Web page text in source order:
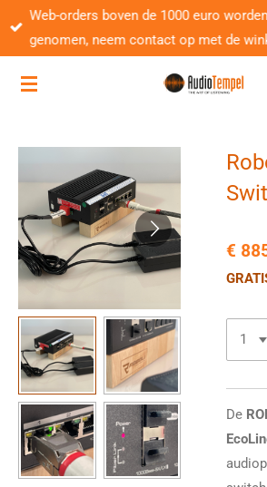
Ga
direct
de
Web-orders boven de 1000 euro
genomen, neem contact op met de
€
De